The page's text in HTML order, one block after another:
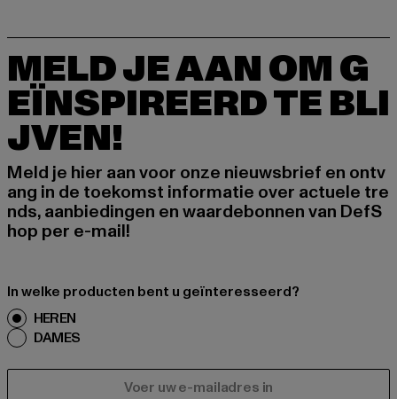
MELD JE AAN OM G
EÏNSPIREERD TE BLI
JVEN!
Meld je hier aan voor onze nieuwsbrief en ontv
ang in de toekomst informatie over actuele tre
nds, aanbiedingen en waardebonnen van DefS
hop per e-mail!
In welke producten bent u geïnteresseerd?
HEREN
DAMES